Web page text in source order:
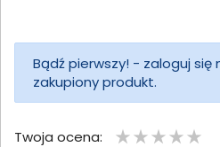
Bądź pierwszy! - zaloguj
zakupiony produkt.
Twoja ocena: